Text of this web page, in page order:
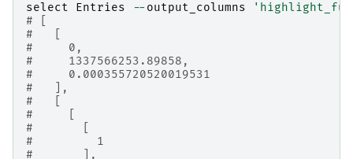
select Entries -- output_columns
# [
#   [
#     0,
#     1337566253.89858,
#     0.000355720520019531
#   ],
#   [
#     [
#       [
#         1
#       ],